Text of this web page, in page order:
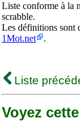
Liste conforme à la
scrabble.
Les définitions sont
1Mot.net
.
Liste
Voyez